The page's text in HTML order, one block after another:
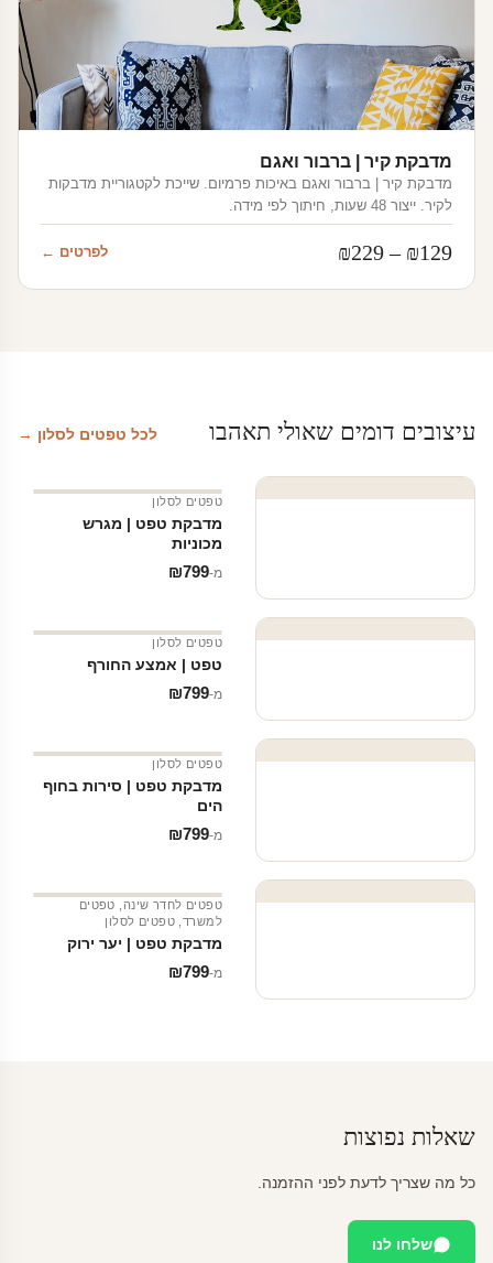
מדבקת קיר | ברבור ואגם
מדבקת קיר | ברבור ואגם באיכות פרמיום. שייכת לקטגוריית מדבקות
לקיר. ייצור 48 שעות, חיתוך לפי מידה.
₪129
–
₪229
מחירים:
לפרטים ←
עיצובים דומים שאולי תאהבו לכל טפטים לסלון →
טפטים לסלון
מדבקת טפט | מגרש
מכוניות
מ‑ ₪799
טפטים לסלון
טפט | אמצע החורף
מ‑ ₪799
טפטים לסלון
מדבקת טפט | סירות בחוף
הים
מ‑ ₪799
טפטים לחדר שינה
טפטים
למשרד טפטים לסלון
מדבקת טפט | יער ירוק
מ‑ ₪799
שאלות נפוצות
כל מה שצריך לדעת לפני ההזמנה.
שלחו לנו